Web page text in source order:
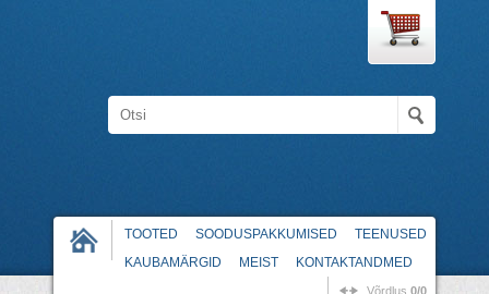
TOOTED SOODUSPAKKUMISED
TEENUSED
KAUBAMÄRGID
MEIST KONTAKTANDMED
Võrdlus 0/0